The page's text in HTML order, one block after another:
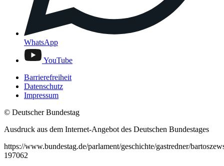
WhatsApp
YouTube
Barrierefreiheit
Datenschutz
Impressum
© Deutscher Bundestag
Ausdruck aus dem Internet-Angebot des Deutschen Bundestages
https://www.bundestag.de/parlament/geschichte/gastredner/
197062